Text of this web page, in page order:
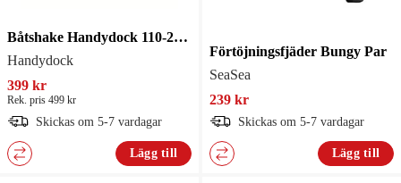
Båtshake Handydock 110-200cm
Handydock
399 kr
Rek. pris 499 kr
Skickas om 5-7 vardagar
Lägg till
Förtöjningsfjäder Bungy Par
SeaSea
239 kr
Skickas om 5-7 vardagar
Lägg till